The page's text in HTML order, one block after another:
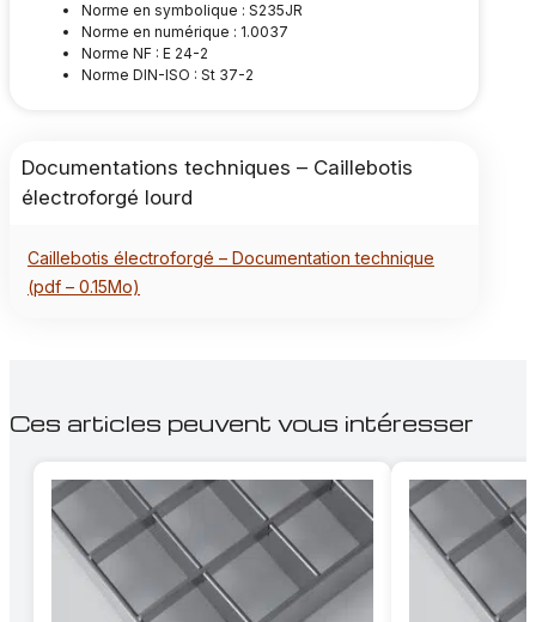
Norme en symbolique : S235JR
Norme en numérique : 1.0037
Norme NF : E 24-2
Norme DIN-ISO : St 37-2
Documentations techniques – Caillebotis
électroforgé lourd
Caillebotis électroforgé – Documentation technique
(pdf – 0.15Mo)
Ces articles peuvent vous intéresser